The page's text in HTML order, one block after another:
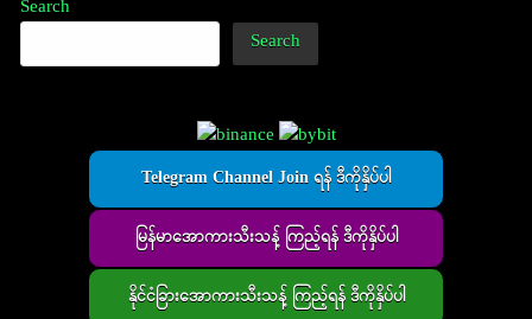
Search
Search
Telegram Channel Join ရန် ဒီကိုနှိပ်ပါ
မြန်မာအောကားသီးသန့် ကြည့်ရန် ဒီကိုနှိပ်ပါ
နိုင်ငံခြားအောကားသီးသန့် ကြည့်ရန် ဒီကိုနှိပ်ပါ